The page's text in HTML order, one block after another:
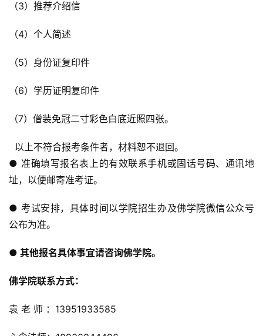
政
策
法
规
责
明
（3）推荐介绍信
（4）个人简述
（5）身份证复印件
（6）学历证明复印件
（7）僧装免冠二寸彩色白底近照四张。
以上不符合报考条件者，材料恕不退回。
● 准确填写报名表上的有效联系手机或固话号码、通讯地
址，以便邮寄准考证。
● 考试安排，具体时间以学院招生办及佛学院微信公众号
公布为准。
● 其他报名具体事宜请咨询佛学院。
佛学院联系方式：
袁 老 师 ：13951933585